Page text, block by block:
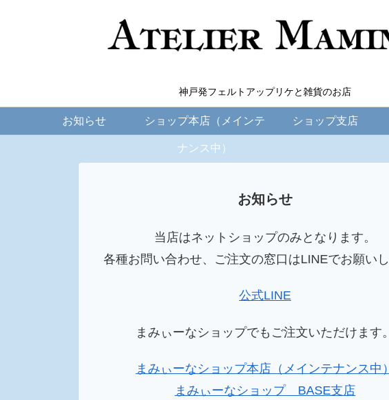
神戸発フェルトアップリケと雑貨のお店
お知らせ ショップ本店（メインテ
ナンス中）
ショップ支店
お知らせ
当店はネットショップのみとなります。
各種お問い合わせ、ご注文の窓口はLINEでお願いし
公式LINE
まみぃーなショップでもご注文いただけます。
まみぃーなショップ本店（メインテナンス中）
まみぃーなショップ BASE支店